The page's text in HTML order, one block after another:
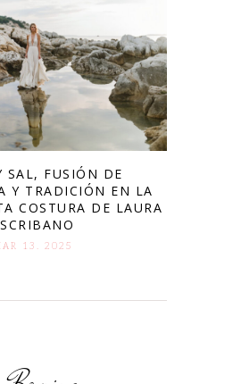
SAL, FUSIÓN DE
Y TRADICIÓN EN LA
COSTURA DE LAURA
13. 2025